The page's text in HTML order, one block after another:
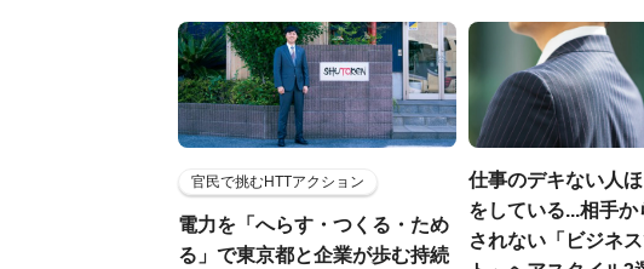
官民で挑むHTTアクション
電力を「へらす・つくる・ため
る」で東京都と企業が歩む持続
仕事のデキない人
をしている...相手
されない「ビジネ